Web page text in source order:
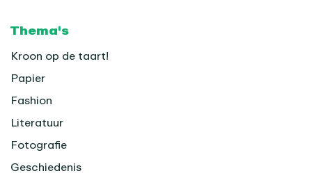
Thema's
Kroon op de taart!
Papier
Fashion
Literatuur
Fotografie
Geschiedenis